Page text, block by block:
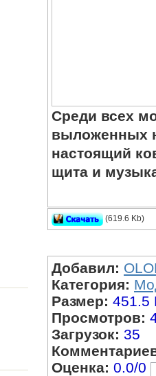
Среди всех
выложенных
настоящий
щита и
(619.6 Kb)
Добавил:
Категория:
Размер: 451.5
Просмотров:
Загрузок: 35
Оценка: 0.0/0